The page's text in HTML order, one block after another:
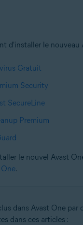
d'installer le nouveau
Gratuit
Security
SecureLine
Premium
le nouvel Avast
.
dans Avast One
dans ces articles :